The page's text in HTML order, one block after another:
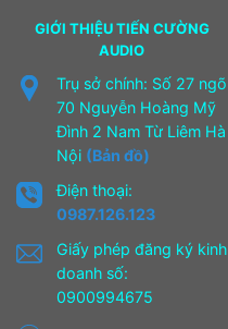
GIỚI THIỆU TIẾN CƯỜNG
AUDIO
Trụ sở chính: Số 27 ngõ
70 Nguyễn Hoàng Mỹ
Đình 2 Nam Từ Liêm Hà
Nội (Bản đồ)
Điện thoại:
0987.126.123
Giấy phép đăng ký kinh
doanh số:
0900994675